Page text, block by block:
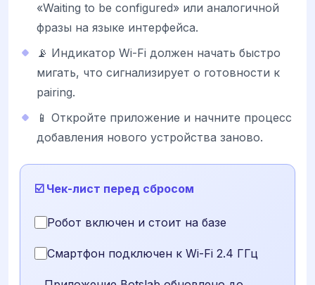
«Waiting to be configured» или аналогичной
фразы на языке интерфейса.
📡 Индикатор Wi-Fi должен начать быстро
мигать, что сигнализирует о готовности к
pairing.
📱 Откройте приложение и начните процесс
добавления нового устройства заново.
☑️ Чек-лист перед сбросом
Робот включен и стоит на базе
Смартфон подключен к Wi-Fi 2.4 ГГц